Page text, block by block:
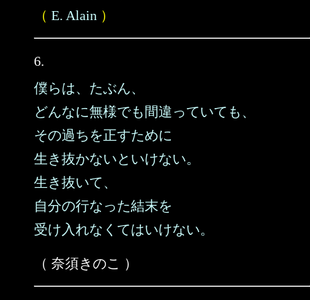
（ E. Alain ）
6.
僕らは、たぶん、
どんなに無様でも間違っていても、
その過ちを正すために
生き抜かないといけない。
生き抜いて、
自分の行なった結末を
受け入れなくてはいけない。
（ 奈須きのこ ）